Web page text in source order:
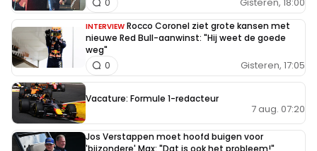
INTERVIEW Rocco Coronel ziet grote kansen met
nieuwe Red Bull-aanwinst: "Hij weet de goede
weg"
Gisteren, 17:05
0
Vacature: Formule 1-redacteur
7 aug. 07:20
Jos Verstappen moet hoofd buigen voor
'bijzondere' Max: "Dat is ook het probleem!"